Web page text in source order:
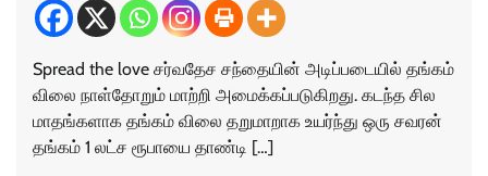
Spread the love சர்வதேச சந்தையின் அடிப்படையில் தங்கம்
விலை நாள்தோறும் மாற்றி அமைக்கப்படுகிறது. கடந்த சில
மாதங்களாக தங்கம் விலை தறுமாறாக உயர்ந்து ஒரு சவரன்
தங்கம் 1 லட்ச ரூபாயை தாண்டி […]